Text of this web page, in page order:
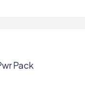
Pack